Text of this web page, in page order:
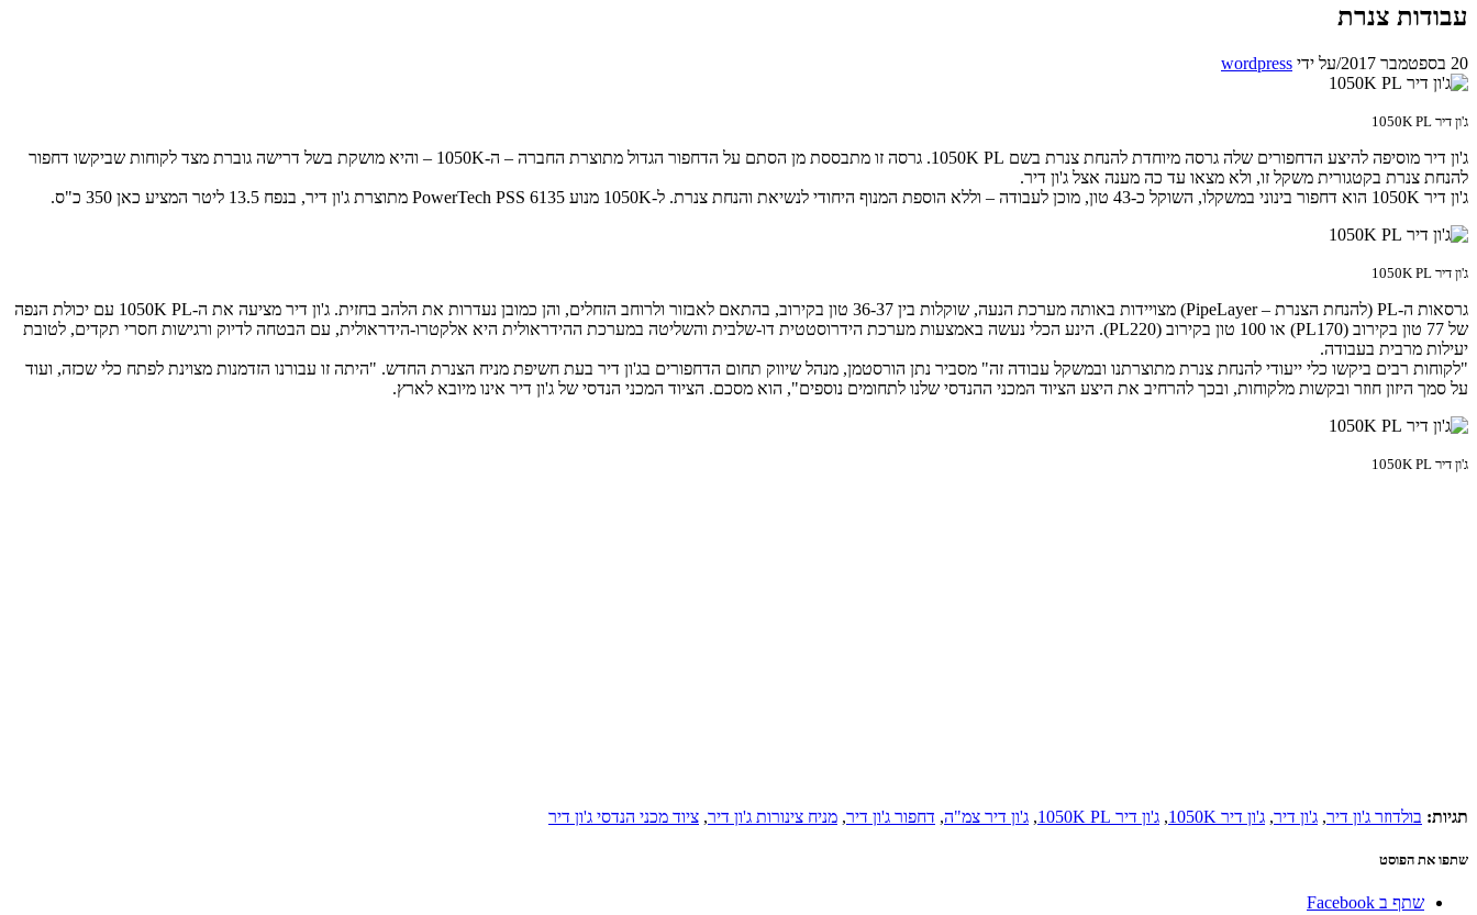
עבודות צנרת
20 בספטמבר 2017 /על ידי wordpress
ג'ון דיר 1050K PL
ג'ון דיר מוסיפה להיצע הדחפורים שלה גרסה מיוחדת להנחת צנרת בשם 1050K PL. גרסה זו מתבססת מן הסתם על הדחפור הגדול מתוצרת החברה – ה-1050K – והיא מושקת בשל דרישה גוברת מצד לקוחות שביקשו דחפור
להנחת צנרת בקטגורית משקל זו, ולא מצאו עד כה מענה אצל ג'ון דיר.
ג'ון דיר 1050K הוא דחפור בינוני במשקלו, השוקל כ-43 טון, מוכן לעבודה – וללא הוספת המנוף היחודי לנשיאת והנחת צנרת. ל-1050K מנוע PowerTech PSS 6135 מתוצרת ג'ון דיר, בנפח 13.5 ליטר המציע כאן 350 כ"ס.
ג'ון דיר 1050K PL
גרסאות ה-PL (להנחת הצנרת – PipeLayer) מצויידות באותה מערכת הנעה, שוקלות בין 36-37 טון בקירוב, בהתאם לאבזור ולרוחב הזחלים, והן כמובן נעדרות את הלהב בחזית. ג'ון דיר מציעה את ה-1050K PL עם יכולת הנפה
של 77 טון בקירוב (PL170) או 100 טון בקירוב (PL220). הינע הכלי נעשה באמצעות מערכת הידרוסטטית דו-שלבית והשליטה במערכת ההידראולית היא אלקטרו-הידראולית, עם הבטחה לדיוק ורגישות חסרי תקדים, לטובת
יעילות מרבית בעבודה.
"לקוחות רבים ביקשו כלי ייעודי להנחת צנרת מתוצרתנו ובמשקל עבודה זה" מסביר נתן הורסטמן, מנהל שיווק תחום הדחפורים בג'ון דיר בעת חשיפת מניח הצנרת החדש. "היתה זו עבורנו הזדמנות מצוינת לפתח כלי שכזה, ועוד
על סמך היזון חוזר ובקשות מלקוחות, ובכך להרחיב את היצע הציוד המכני ההנדסי שלנו לתחומים נוספים", הוא מסכם. הציוד המכני הנדסי של ג'ון דיר אינו מיובא לארץ.
ג'ון דיר 1050K PL
תגיות: בולדוזר ג'ון דיר, ג'ון דיר, ג'ון דיר 1050K , ג'ון דיר 1050K PL , ג'ון דיר צמ"ה, דחפור ג'ון דיר, מניח צינורות ג'ון דיר, ציוד מכני הנדסי ג'ון דיר
שתפו את הפוסט
שתף ב Facebook